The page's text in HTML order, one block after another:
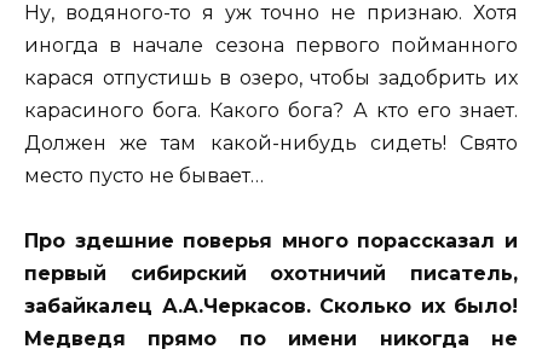
Ну, водяного-то я уж точно не признаю. Хотя
иногда в начале сезона первого пойманного
карася отпустишь в озеро, чтобы задобрить их
карасиного бога. Какого бога? А кто его знает.
Должен же там какой-нибудь сидеть! Свято
место пусто не бывает…
Про здешние поверья много порассказал и
первый сибирский охотничий писатель,
забайкалец А.А.Черкасов. Сколько их было!
Медведя прямо по имени никогда не